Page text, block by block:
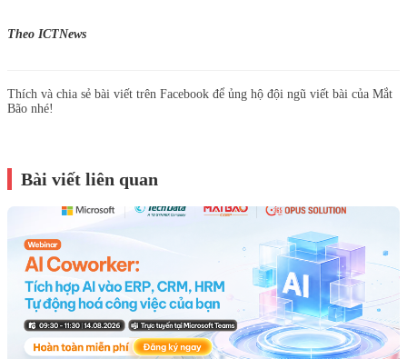
Theo ICTNews
Thích và chia sẻ bài viết trên Facebook để ủng hộ đội ngũ viết bài của Mắt
Bão nhé!
Bài viết liên quan